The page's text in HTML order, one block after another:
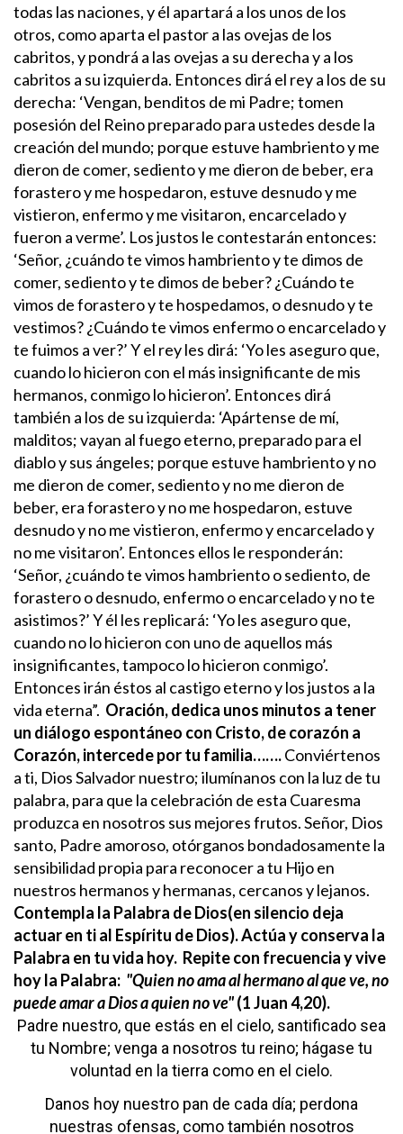
todas las naciones, y él apartará a los unos de los
otros, como aparta el pastor a las ovejas de los
cabritos, y pondrá a las ovejas a su derecha y a los
cabritos a su izquierda. Entonces dirá el rey a los de su
derecha: ‘Vengan, benditos de mi Padre; tomen
posesión del Reino preparado para ustedes desde la
creación del mundo; porque estuve hambriento y me
dieron de comer, sediento y me dieron de beber, era
forastero y me hospedaron, estuve desnudo y me
vistieron, enfermo y me visitaron, encarcelado y
fueron a verme’. Los justos le contestarán entonces:
‘Señor, ¿cuándo te vimos hambriento y te dimos de
comer, sediento y te dimos de beber? ¿Cuándo te
vimos de forastero y te hospedamos, o desnudo y te
vestimos? ¿Cuándo te vimos enfermo o encarcelado y
te fuimos a ver?’ Y el rey les dirá: ‘Yo les aseguro que,
cuando lo hicieron con el más insignificante de mis
hermanos, conmigo lo hicieron’. Entonces dirá
también a los de su izquierda: ‘Apártense de mí,
malditos; vayan al fuego eterno, preparado para el
diablo y sus ángeles; porque estuve hambriento y no
me dieron de comer, sediento y no me dieron de
beber, era forastero y no me hospedaron, estuve
desnudo y no me vistieron, enfermo y encarcelado y
no me visitaron’. Entonces ellos le responderán:
‘Señor, ¿cuándo te vimos hambriento o sediento, de
forastero o desnudo, enfermo o encarcelado y no te
asistimos?’ Y él les replicará: ‘Yo les aseguro que,
cuando no lo hicieron con uno de aquellos más
insignificantes, tampoco lo hicieron conmigo’.
Entonces irán éstos al castigo eterno y los justos a la
vida eterna”. Oración, dedica unos minutos a tener
un diálogo espontáneo con Cristo, de corazón a
Corazón, intercede por tu familia…….Conviértenos
a ti, Dios Salvador nuestro; ilumínanos con la luz de tu
palabra, para que la celebración de esta Cuaresma
produzca en nosotros sus mejores frutos.Señor, Dios
santo, Padre amoroso, otórganos bondadosamente la
sensibilidad propia para reconocer a tu Hijo en
nuestros hermanos y hermanas, cercanos y lejanos.
Contempla la Palabra de Dios(en silencio deja
actuar en ti al Espíritu de Dios). Actúa y conserva la
Palabra en tu vida hoy. Repite con frecuencia y vive
hoy la Palabra: "Quien no ama al hermano al que ve, no
puede amar a Dios a quien no ve"(1 Juan 4,20).
Padre nuestro, que estás en el cielo, santificado sea
tu Nombre; venga a nosotros tu reino; hágase tu
voluntad en la tierra como en el cielo.
Danos hoy nuestro pan de cada día; perdona
nuestras ofensas, como también nosotros